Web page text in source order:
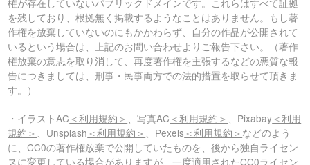
権が存在していないパブリックドメインです。これらはすべて証拠
を残しており、根拠無く掲載するようなことはありません。もし著
作権を放棄していないのにもかかわらず、自分の作品が公開されて
いるという場合は、上記のお問い合わせよりご報告下さい。（著作
権放棄の意志を取り消して、再度著作権を主張するなどの悪質な報
告につきましては、刑事・民事両方での法的措置を取らせて頂きま
す。）
・イラストAC ＜利用規約＞ 、写真AC ＜利用規約＞ 、Pixabay ＜利用
規約＞ 、Unsplash ＜利用規約＞ 、Pexels ＜利用規約＞ などのよう
に、CC0の著作権放棄で公開していたものを、後から独自ライセン
スに変更している場合がありますが、一度適用されたCC0ライセン